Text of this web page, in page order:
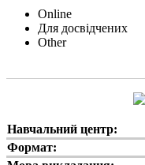
Online
Для досвідчених
Other
Навчальний центр:
Формат: